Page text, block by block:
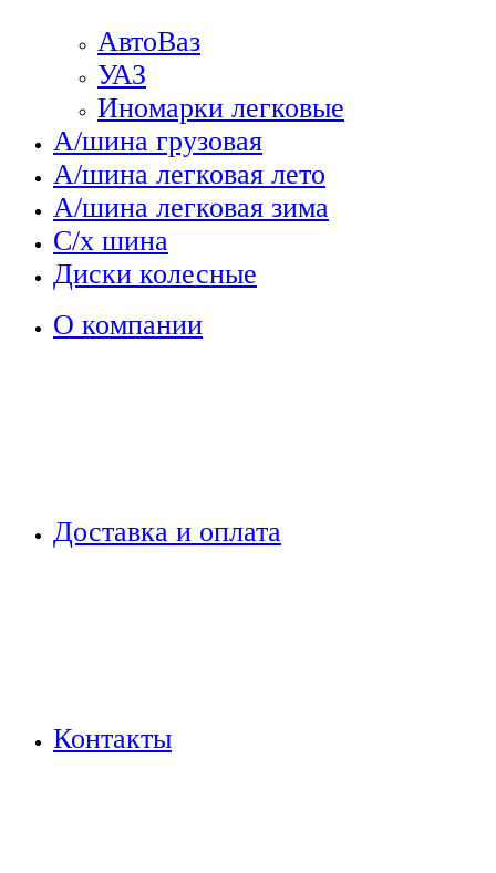
АвтоВаз
УАЗ
Иномарки легковые
А/шина грузовая
А/шина легковая лето
А/шина легковая зима
С/х шина
Диски колесные
О компании
Доставка и оплата
Контакты